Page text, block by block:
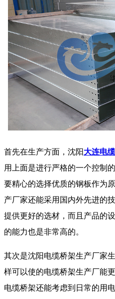
首先在生产方面，沈阳大连电
用上面是进行严格的一个控制
要精心的选择优质的钢板作为
产厂家还能采用国内外先进的
提供更好的选材，而且产品的
的能力也是非常高的。
其次是沈阳电缆桥架生产厂家
样可以使的电缆桥架生产厂能
电缆桥架还能考虑到日常的用